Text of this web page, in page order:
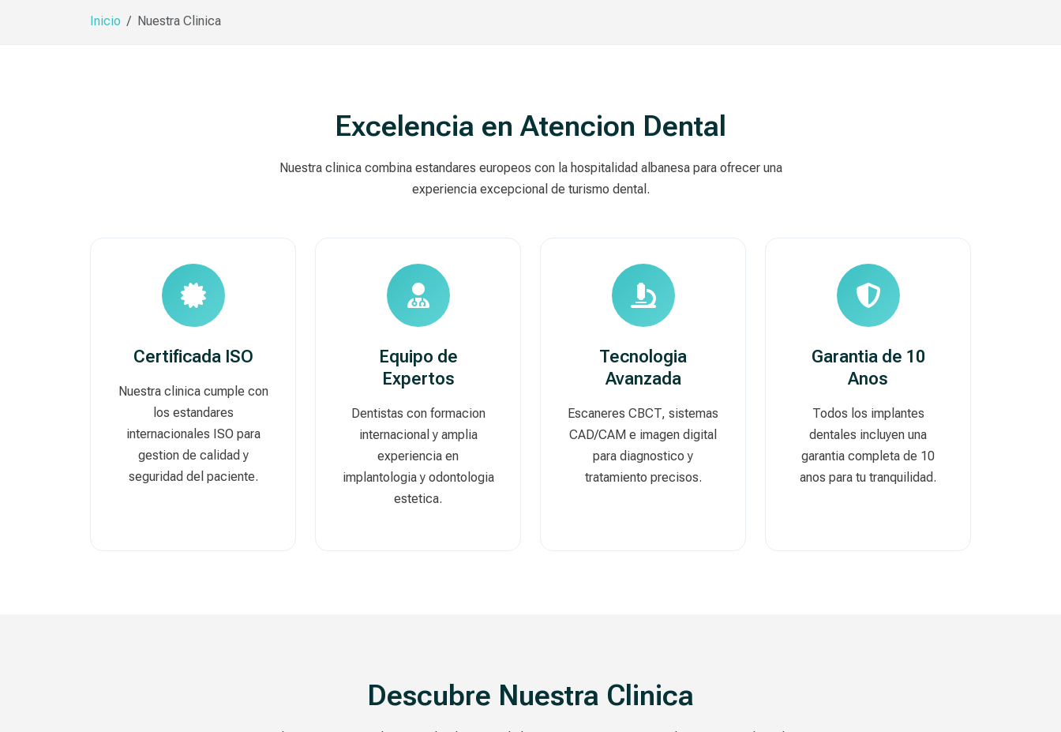
Inicio Nuestra Clinica
Excelencia en Atencion Dental
Nuestra clinica combina estandares europeos con la hospitalidad albanesa para ofrecer una
experiencia excepcional de turismo dental.
Certificada ISO
Nuestra clinica cumple con
los estandares
internacionales ISO para
gestion de calidad y
seguridad del paciente.
Equipo de
Expertos
Dentistas con formacion
internacional y amplia
experiencia en
implantologia y odontologia
estetica.
Tecnologia
Avanzada
Escaneres CBCT, sistemas
CAD/CAM e imagen digital
para diagnostico y
tratamiento precisos.
Garantia de 10
Anos
Todos los implantes
dentales incluyen una
garantia completa de 10
anos para tu tranquilidad.
Descubre Nuestra Clinica